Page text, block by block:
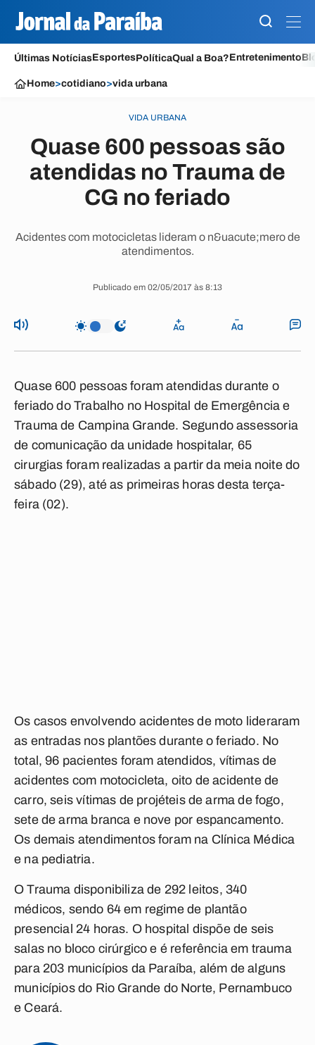
Últimas NotíciasEsportesPolíticaQual a Boa?Entretenimento
Home>cotidiano>vida urbana
VIDA URBANA
Quase 600 pessoas são
atendidas no Trauma de
CG no feriado
Acidentes com motocicletas lideram o n&uacute;mero de
atendimentos.
Publicado em 02/05/2017 às 8:13
Quase 600 pessoas foram atendidas durante o
feriado do Trabalho no Hospital de Emergência e
Trauma de Campina Grande. Segundo assessoria
de comunicação da unidade hospitalar, 65
cirurgias foram realizadas a partir da meia noite do
sábado (29), até as primeiras horas desta terça-
feira (02).
Os casos envolvendo acidentes de moto lideraram
as entradas nos plantões durante o feriado. No
total, 96 pacientes foram atendidos, vítimas de
acidentes com motocicleta, oito deacidente de
carro, seis vítimas de projéteis de arma de fogo,
sete de arma branca e nove por espancamento.
Os demais atendimentos foram na Clínica Médica
e na pediatria.
O Trauma disponibiliza de 292 leitos, 340
médicos, sendo 64 em regime de plantão
presencial 24 horas. O hospital dispõe de seis
salas no bloco cirúrgico e é referência em trauma
para 203 municípios da Paraíba, além de alguns
municípios do Rio Grande do Norte, Pernambuco
e Ceará.